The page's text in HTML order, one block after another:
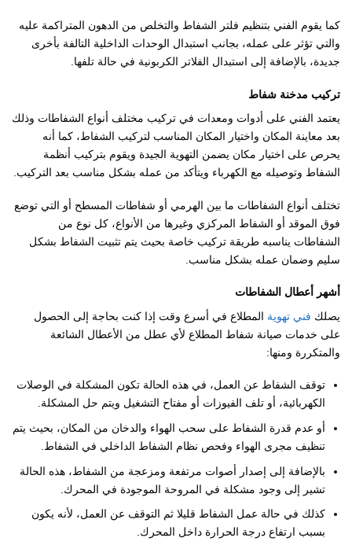
كما يقوم الفني بتنظيم فلتر الشفاط والتخلص من الدهون المتراكمة عليه
والتي تؤثر على عمله، بجانب استبدال الوحدات الداخلية التالفة بأخرى
جديدة، بالإضافة إلى استبدال الفلاتر الكربونية في حالة تلفها.
تركيب مدخنة شفاط
يعتمد الفني على أدوات ومعدات في تركيب مختلف أنواع الشفاطات وذلك
بعد معاينة المكان واختيار المكان المناسب لتركيب الشفاط، كما أنه
يحرص على اختيار مكان يضمن التهوية الجيدة ويقوم بتركيب أنظمة
الشفاط وتوصيله مع الكهرباء ويتأكد من عمله بشكل مناسب بعد التركيب.
تختلف أنواع الشفاطات ما بين الهرمي أو شفاطات المسطح أو التي توضع
فوق الموقد أو الشفاط المركزي وغيرها من الأنواع، كل نوع من
الشفاطات يناسبه طريقة تركيب خاصة بحيث يتم تثبيت الشفاط بشكل
سليم وضمان عمله بشكل مناسب.
أشهر أعطال الشفاطات
يصلك فني تهوية المطلاع في أسرع وقت إذا كنت بحاجة إلى الحصول
على خدمات صيانة شفاط المطلاع لأي عطل من الأعطال الشائعة
والمتكررة ومنها:
توقف الشفاط عن العمل، في هذه الحالة تكون المشكلة في الوصلات
الكهربائية، أو تلف الفيوزات أو مفتاح التشغيل ويتم حل المشكلة.
أو عدم قدرة الشفاط على سحب الهواء والدخان من المكان، بحيث يتم
تنظيف مجرى الهواء وفحص نظام الشفاط الداخلي في الشفاط.
بالإضافة إلى إصدار أصوات مرتفعة ومزعجة من الشفاط، هذه الحالة
تشير إلى وجود مشكلة في المروحة الموجودة في المحرك.
كذلك في حالة عمل الشفاط قليلا ثم التوقف عن العمل، لأنه يكون
بسبب ارتفاع درجة الحرارة داخل المحرك.